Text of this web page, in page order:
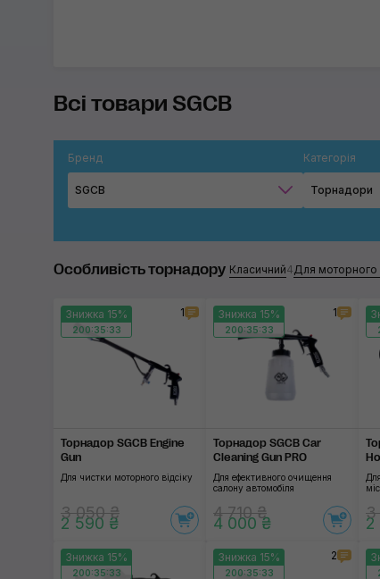
Всі товари SGCB
Бренд
SGCB
Категорія
Торнадори
Особливість торнадору Класичний4 Для моторного
Знижка 15%
200:35:32
1
Торнадор SGCB Engine
Gun
Для чистки моторного відсіку
3 050 ₴
2 590 ₴
Знижка 15%
200:35:32
1
Торнадор SGCB Car
Cleaning Gun PRO
Для ефективного очищення
салону автомобіля
4 710 ₴
4 000 ₴
3
2
Знижка 15%
200:35:32
Знижка 15%
200:35:32
2